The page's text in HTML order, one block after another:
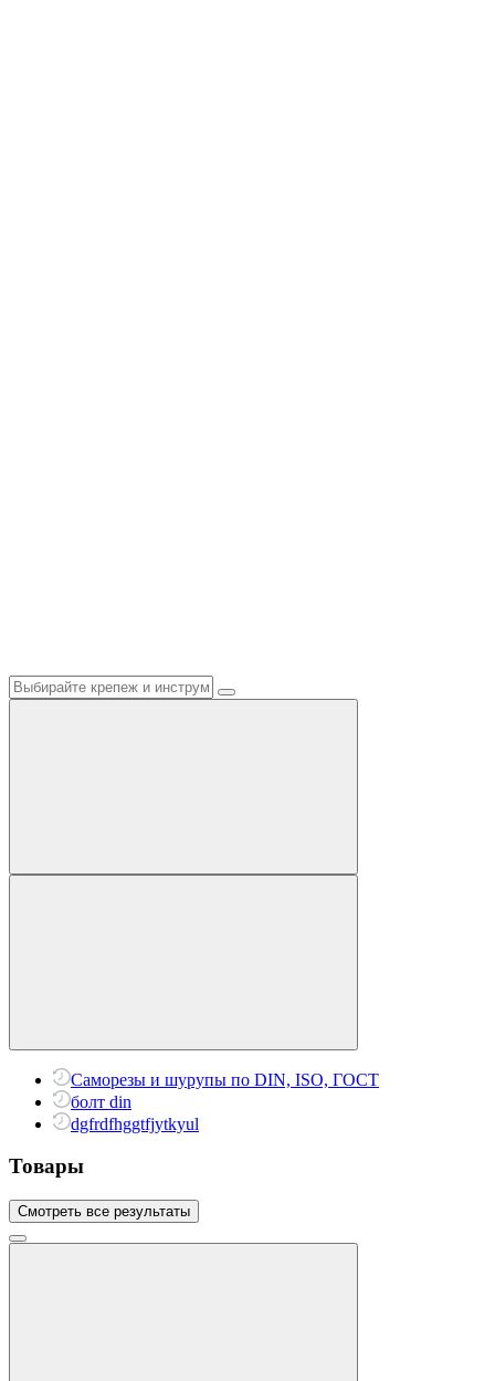
Саморезы и шурупы по DIN, ISO, ГОСТ
болт din
dgfrdfhggtfjytkyul
Товары
Смотреть все результаты